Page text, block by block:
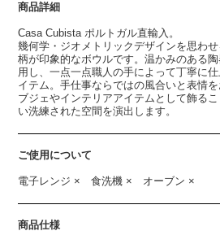
商品詳細
Casa Cubista ポルトガル直輸入。
幾何学・ジオメトリックデザインを思わ
柄が印象的なボウルです。温かみのある
用し、一点一点職人の手によって丁寧に
イテム。手仕事ならではの風合いと表情
ブジェやインテリアアイテムとして飾る
い洗練された空間を演出します。
ご使用について
電子レンジ × 食洗機 × オーブン ×
商品仕様